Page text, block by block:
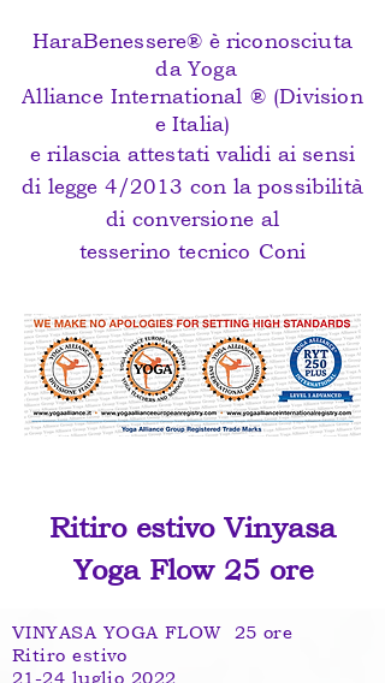
HaraBenessere® è riconosciuta
da Yoga
Alliance International ® (Division
e Italia)
e rilascia attestati validi ai sensi
di legge 4/2013 con la possibilità
diconversioneal
tesserinotecnico Coni
Ritiro estivo Vinyasa
Yoga Flow 25 ore
VINYASA YOGA FLOW 25 ore
Ritiro estivo
21-24 luglio 2022